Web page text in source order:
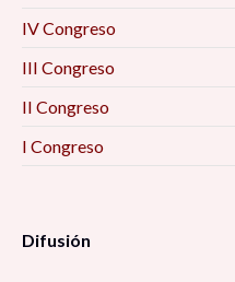
IV Congreso
III Congreso
II Congreso
I Congreso
Difusión